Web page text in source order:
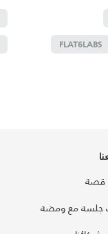
FLAT6LABS
قصة
مع ومضة